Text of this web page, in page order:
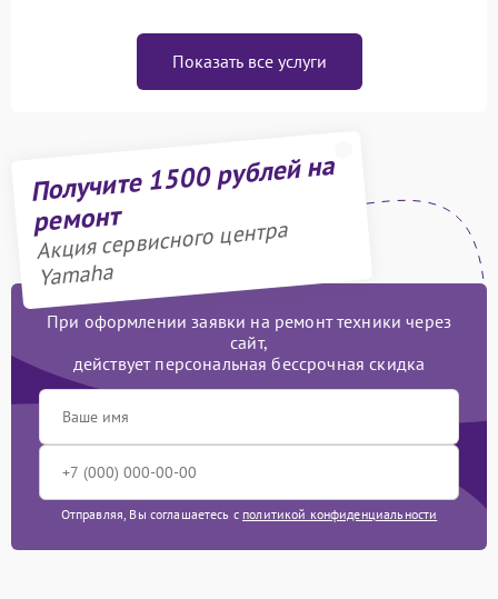
Показать все услуги
Получите 1500 рублей на
ремонт
Акция сервисного центра
Yamaha
При оформлении заявки на ремонт техники через
сайт,
действует персональная бессрочная скидка
Отправляя, Вы соглашаетесь с политикой конфиденциальности